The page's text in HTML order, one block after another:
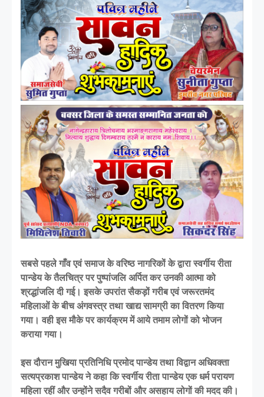
सबसे पहले गाँव एवं समाज के वरिष्ठ नागरिकों के द्वारा स्वर्गीय रीता
पान्डेय के तैलचित्र पर पुष्पांजलि अर्पित कर उनकी आत्मा को
श्रद्धांजलि दी गई। इसके उपरांत सैकड़ों गरीब एवं जरूरतमंद
महिलाओं के बीच अंगवस्त्र तथा खाद्य सामग्री का वितरण किया
गया। वही इस मौके पर कार्यक्रम में आये तमाम लोगों को भोजन
कराया गया।
इस दौरान मुखिया प्रतिनिधि प्रमोद पान्डेय तथा विद्वान अधिवक्ता
सत्यप्रकाश पान्डेय ने कहा कि स्वर्गीय रीता पान्डेय एक धर्म परायण
महिला रहीं और उन्होंने सदैव गरीबों और असहाय लोगों की मदद की।